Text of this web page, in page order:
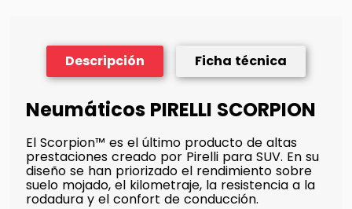
Descripción Ficha técnica
Neumáticos PIRELLI SCORPION
El Scorpion™ es el último producto de altas
prestaciones creado por Pirelli para SUV. En su
diseño se han priorizado el rendimiento sobre
suelo mojado, el kilometraje, la resistencia a la
rodadura y el confort de conducción.